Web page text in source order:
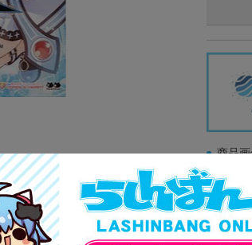
商品画
販促
商品
「電
ゲー